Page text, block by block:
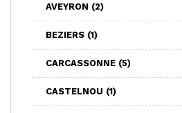
AVEYRON (2)
BEZIERS (1)
CARCASSONNE (5)
CASTELNOU (1)